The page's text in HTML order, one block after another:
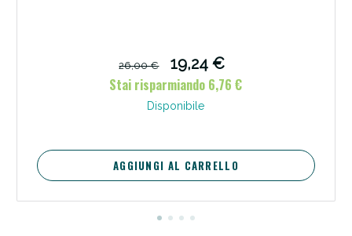
26,00 €
19,24 €
Stai risparmiando 6,76 €
Disponibile
AGGIUNGI AL CARRELLO